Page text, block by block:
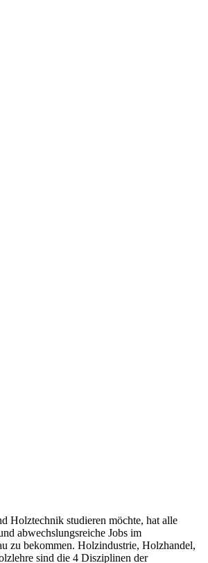
Holztechnik studieren möchte, hat alle
abwechslungsreiche Jobs im
zu bekommen. Holzindustrie, Holzhandel,
sind die 4 Disziplinen der